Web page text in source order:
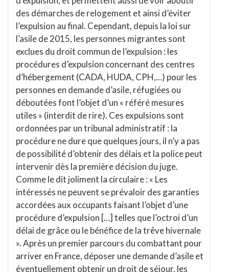
des démarches de relogement et ainsi d’éviter
l’expulsion au final. Cependant, depuis la loi sur
l’asile de 2015, les personnes migrantes sont
exclues du droit commun de l’expulsion : les
procédures d’expulsion concernant des centres
d’hébergement (CADA, HUDA, CPH,…) pour les
personnes en demande d’asile, réfugiées ou
déboutées font l’objet d’un « référé mesures
utiles » (interdit de rire). Ces expulsions sont
ordonnées par un tribunal administratif : la
procédure ne dure que quelques jours, il n’y a pas
de possibilité d’obtenir des délais et la police peut
intervenir dès la première décision du juge.
Comme le dit joliment la circulaire : « Les
intéressés ne peuvent se prévaloir des garanties
accordées aux occupants faisant l’objet d’une
procédure d’expulsion […] telles que l’octroi d’un
délai de grâce ou le bénéfice de la trêve hivernale
». Après un premier parcours du combattant pour
arriver en France, déposer une demande d’asile et
éventuellement obtenir un droit de séjour, les